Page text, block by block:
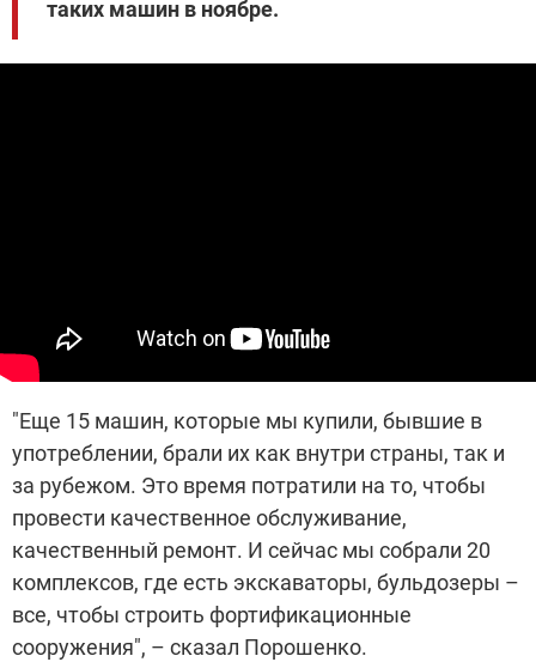
таких машин в ноябре.
"Еще 15 машин, которые мы купили, бывшие в
употреблении, брали их как внутри страны, так и
за рубежом. Это время потратили на то, чтобы
провести качественное обслуживание,
качественный ремонт. И сейчас мы собрали 20
комплексов, где есть экскаваторы, бульдозеры –
все, чтобы строить фортификационные
сооружения", – сказал Порошенко.